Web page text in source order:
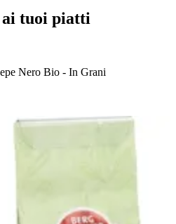
ai tuoi piatti
Nero Bio - In Grani